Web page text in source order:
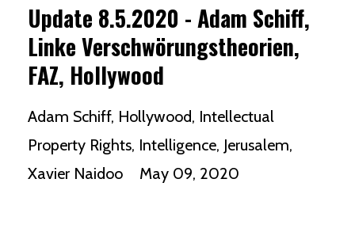
Update 8.5.2020 - Adam Schiff,
Linke Verschwörungstheorien,
FAZ, Hollywood
Adam Schiff Hollywood Intellectual
Property Rights Intelligence Jerusalem
Xavier Naidoo
May 09, 2020